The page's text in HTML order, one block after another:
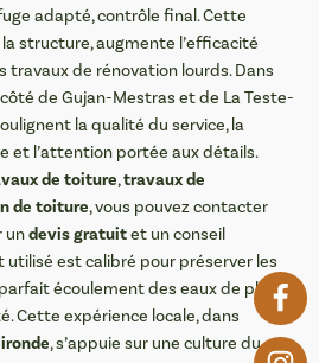
adapté, contrôle final. Cette
structure, augmente l’efficacité
travaux de rénovation lourds. Dans
côté de Gujan-Mestras et de La Teste-
la qualité du service, la
et l’attention portée aux détails.
de toiture,travaux de
de toiture, vous pouvez contacter
undevis gratuitet un conseil
utilisé est calibré pour préserver les
écoulement des eaux de pluie
Cette expérience locale, dans
, s’appuie sur une culture du